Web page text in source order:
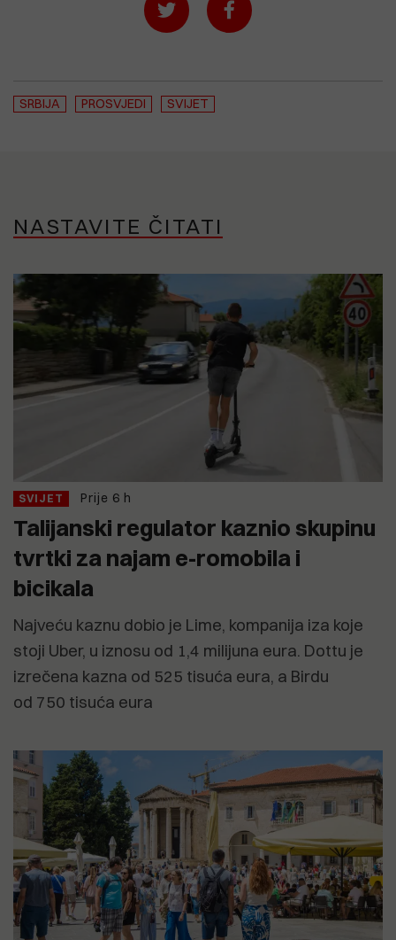
SRBIJA PROSVJEDI SVIJET
NASTAVITE ČITATI
SVIJET Prije 6 h
Talijanski regulator kaznio skupinu
tvrtki za najam e-romobila i
bicikala
Najveću kaznu dobio je Lime, kompanija iza koje
stoji Uber, u iznosu od 1,4 milijuna eura. Dottu je
izrečena kazna od 525 tisuća eura, a Birdu
od 750 tisuća eura